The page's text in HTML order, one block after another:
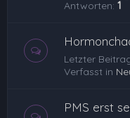
Antworten: 1
Letzter
Verfasst in
PMS erst